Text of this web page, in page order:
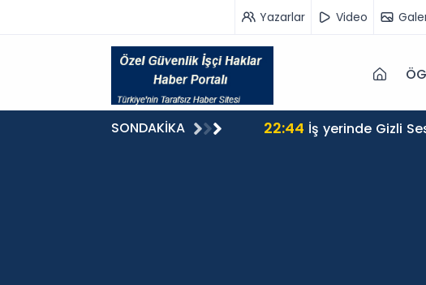
Yazarlar Video
SONDAKİKA 22:44 İş yerinde Gizli